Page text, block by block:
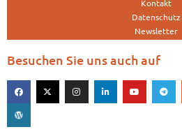
Kontakt
Datenschutz
Newsletter
Besuchen Sie uns auch auf